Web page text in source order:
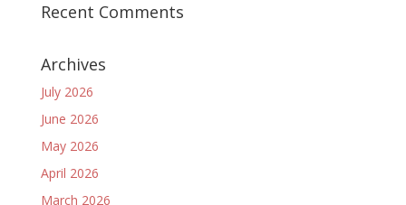
Recent Comments
Archives
July 2026
June 2026
May 2026
April 2026
March 2026